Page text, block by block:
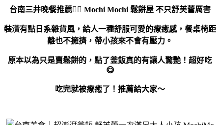
台南三井晚餐推薦👍🏻 Mochi Mochi 鬆餅屋 不只舒芙蕾厲害
裝潢有點日系雜貨風，給人一種舒服可愛的療癒感，餐桌椅距
離也不擁擠，帶小孩來不會有壓力。
原本以為只是賣鬆餅的，點了釜飯真的有讓人驚艷！超好吃
😋
吃完就被療癒了！推薦給大家～